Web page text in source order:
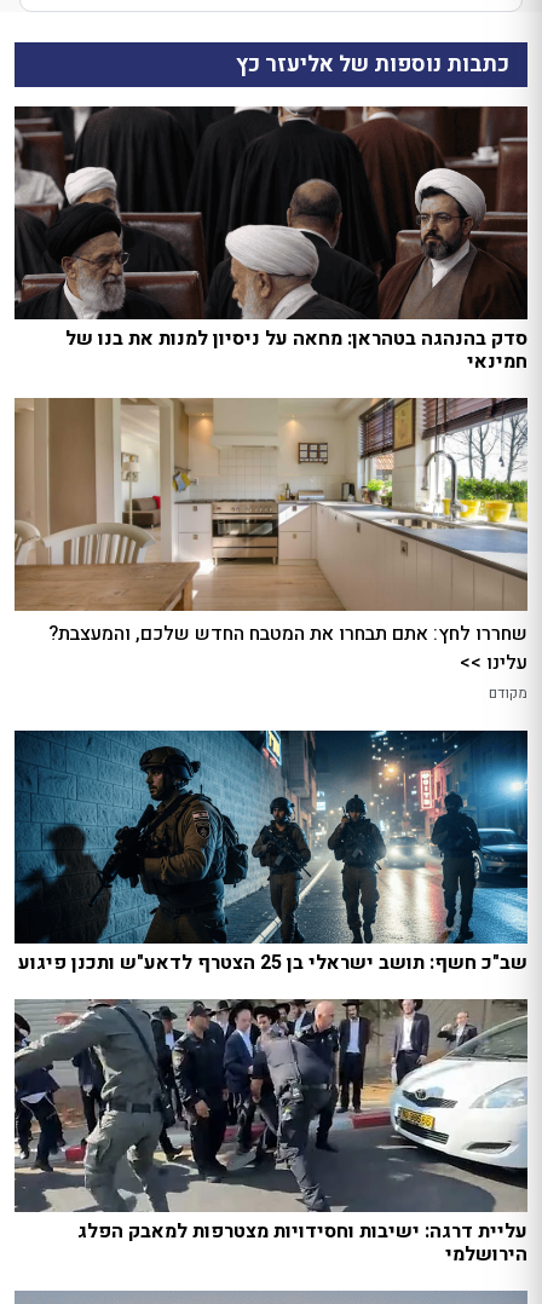
כתבות נוספות של אליעזר כץ
סדק בהנהגה בטהראן: מחאה על ניסיון למנות את בנו של
חמינאי
שחררו לחץ: אתם תבחרו את המטבח החדש שלכם, והמעצבת?
עלינו >>
מקודם
שב"כ חשף: תושב ישראלי בן 25 הצטרף לדאע"ש ותכנן פיגוע
עליית דרגה: ישיבות וחסידויות מצטרפות למאבק הפלג
הירושלמי